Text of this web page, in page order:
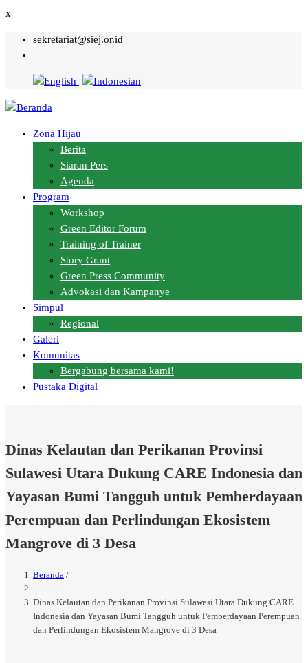
x
sekretariat@siej.or.id
navigation
Zona Hijau
Berita
Siaran Pers
Agenda
Program
Workshop
Green Editor Forum
Training of Trainer
Story Grant
Green Press Community
Advokasi dan Kampanye
Simpul
Regional
Galeri
Komunitas
Bergabung bersama kami!
Pustaka Digital
Dinas Kelautan dan Perikanan Provinsi
Sulawesi Utara Dukung CARE Indonesia dan
Yayasan Bumi Tangguh untuk Pemberdayaan
Perempuan dan Perlindungan Ekosistem
Mangrove di 3 Desa
Breadcrumb
Beranda /
Dinas Kelautan dan Perikanan Provinsi Sulawesi Utara Dukung CARE
Indonesia dan Yayasan Bumi Tangguh untuk Pemberdayaan Perempuan
dan Perlindungan Ekosistem Mangrove di 3 Desa